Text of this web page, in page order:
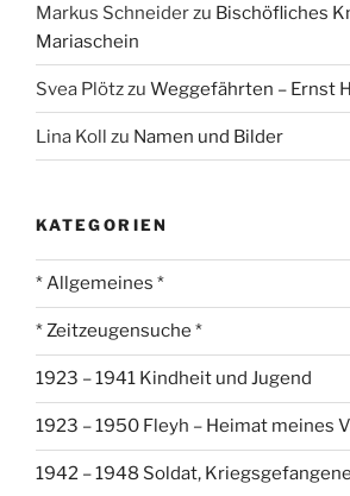
Markus Schneiderzu Bischöfliches
Mariaschein
Svea Plötzzu Weggefährten – Ernst
Lina Koll zu Namen und Bilder
KATEGORIEN
* Allgemeines *
* Zeitzeugensuche *
1923 – 1941 Kindheit und Jugend
1923 – 1950 Fleyh – Heimat meines
1942 – 1948 Soldat,